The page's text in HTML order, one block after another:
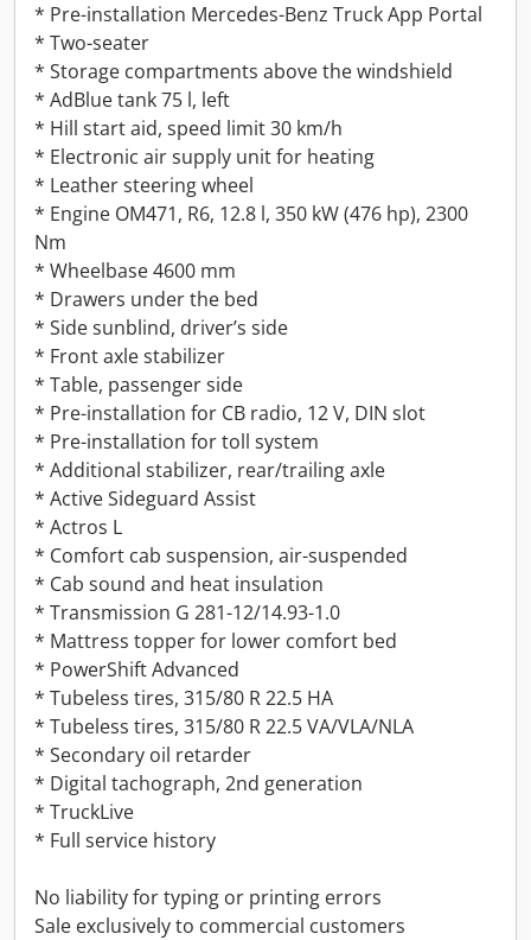
* Pre-installation Mercedes-Benz Truck App Portal
* Two-seater
* Storage compartments above the windshield
* AdBlue tank 75 l, left
* Hill start aid, speed limit 30 km/h
* Electronic air supply unit for heating
* Leather steering wheel
* Engine OM471, R6, 12.8 l, 350 kW (476 hp), 2300
Nm
* Wheelbase 4600 mm
* Drawers under the bed
* Side sunblind, driver’s side
* Front axle stabilizer
* Table, passenger side
* Pre-installation for CB radio, 12 V, DIN slot
* Pre-installation for toll system
* Additional stabilizer, rear/trailing axle
* Active Sideguard Assist
* Actros L
* Comfort cab suspension, air-suspended
* Cab sound and heat insulation
* Transmission G 281-12/14.93-1.0
* Mattress topper for lower comfort bed
* PowerShift Advanced
* Tubeless tires, 315/80 R 22.5 HA
* Tubeless tires, 315/80 R 22.5 VA/VLA/NLA
* Secondary oil retarder
* Digital tachograph, 2nd generation
* TruckLive
* Full service history
No liability for typing or printing errors
Sale exclusively to commercial customers